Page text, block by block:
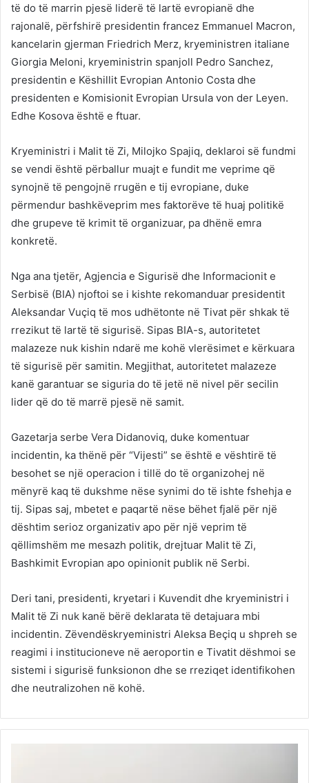
të do të marrin pjesë liderë të lartë evropianë dhe
rajonalë, përfshirë presidentin francez Emmanuel Macron,
kancelarin gjerman Friedrich Merz, kryeministren italiane
Giorgia Meloni, kryeministrin spanjoll Pedro Sanchez,
presidentin e Këshillit Evropian Antonio Costa dhe
presidenten e Komisionit Evropian Ursula von der Leyen.
Edhe Kosova është e ftuar.
Kryeministri i Malit të Zi, Milojko Spajiq, deklaroi së fundmi
se vendi është përballur muajt e fundit me veprime që
synojnë të pengojnë rrugën e tij evropiane, duke
përmendur bashkëveprim mes faktorëve të huaj politikë
dhe grupeve të krimit të organizuar, pa dhënë emra
konkretë.
Nga ana tjetër, Agjencia e Sigurisë dhe Informacionit e
Serbisë (BIA) njoftoi se i kishte rekomanduar presidentit
Aleksandar Vuçiq të mos udhëtonte në Tivat për shkak të
rrezikut të lartë të sigurisë. Sipas BIA-s, autoritetet
malazeze nuk kishin ndarë me kohë vlerësimet e kërkuara
të sigurisë për samitin. Megjithat, autoritetet malazeze
kanë garantuar se siguria do të jetë në nivel për secilin
lider që do të marrë pjesë në samit.
Gazetarja serbe Vera Didanoviq, duke komentuar
incidentin, ka thënë për “Vijesti” se është e vështirë të
besohet se një operacion i tillë do të organizohej në
mënyrë kaq të dukshme nëse synimi do të ishte fshehja e
tij. Sipas saj, mbetet e paqartë nëse bëhet fjalë për një
dështim serioz organizativ apo për një veprim të
qëllimshëm me mesazh politik, drejtuar Malit të Zi,
Bashkimit Evropian apo opinionit publik në Serbi.
Deri tani, presidenti, kryetari i Kuvendit dhe kryeministri i
Malit të Zi nuk kanë bërë deklarata të detajuara mbi
incidentin. Zëvendëskryeministri Aleksa Beçiq u shpreh se
reagimi i institucioneve në aeroportin e Tivatit dëshmoi se
sistemi i sigurisë funksionon dhe se rreziqet identifikohen
dhe neutralizohen në kohë.